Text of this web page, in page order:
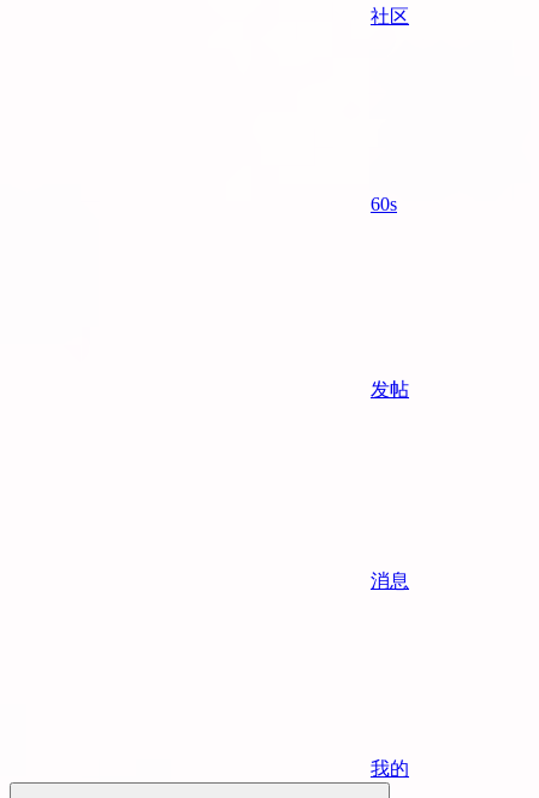
社区
60s
发帖
消息
我的